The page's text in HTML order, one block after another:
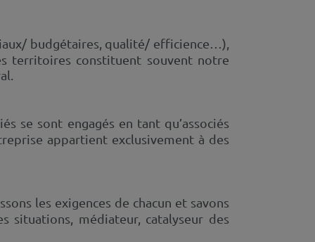
budgétaires, qualité/ efficience…),
territoires constituent souvent notre
se sont engagés en tant qu’associés
appartient exclusivement à des
les exigences de chacun et savons
médiateur, catalyseur des